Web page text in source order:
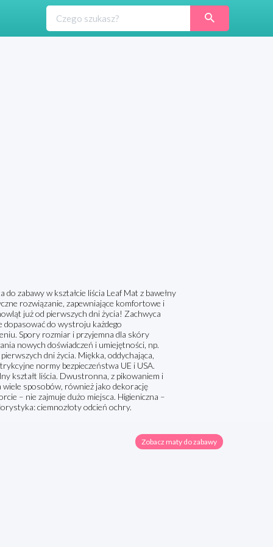
zabawy w kształcie liścia Leaf Mat z bawełny
rozwiązanie, zapewniające komfortowe i
już od pierwszych dni życia! Zachwyca
dopasować do wystroju każdego
Spory rozmiar i przyjemna dla skóry
nowych doświadczeń i umiejętności, np.
dni życia. Miękka, oddychająca,
normy bezpieczeństwa UE i USA.
kształt liścia. Dwustronna, z pikowaniem i
sposobów, również jako dekorację
– nie zajmuje dużo miejsca. Higieniczna –
ciemnozłoty odcień ochry.
Zobacz maty do zabawy